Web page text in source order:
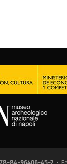
84-96406-45-2 •